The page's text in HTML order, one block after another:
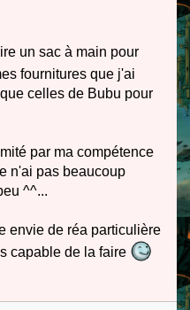
un sac à main pour
fournitures que j'ai
celles de Bubu pour
par ma compétence
n'ai pas beaucoup
^^...
envie de réa particulière
capable de la faire